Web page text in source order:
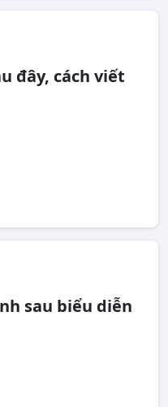
đây, cách viết
sau biểu diễn